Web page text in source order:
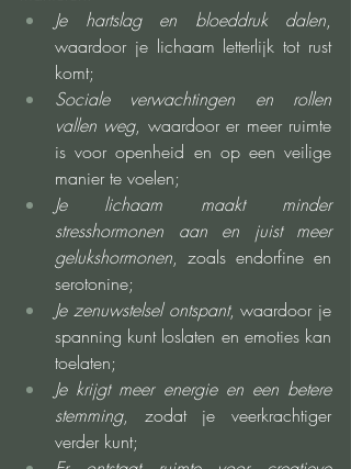
Je hartslag en bloeddruk dalen,
waardoor je lichaam letterlijk tot rust
komt;
Sociale verwachtingen en rollen
vallen weg, waardoor er meer ruimte
is voor openheid en op een veilige
manier te voelen;
Je lichaam maakt minder
stresshormonen aan en juist meer
gelukshormonen, zoals endorfine en
serotonine;
Je zenuwstelsel ontspant, waardoor je
spanning kunt loslaten en emoties kan
toelaten;
Je krijgt meer energie en een betere
stemming, zodat je veerkrachtiger
verder kunt;